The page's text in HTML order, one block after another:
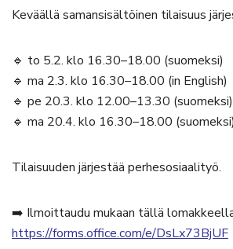
Keväällä samansisältöinen tilaisuus
🔹 to 5.2. klo 16.30–18.00 (suomeksi)
🔹 ma 2.3. klo 16.30–18.00 (in English)
🔹 pe 20.3. klo 12.00–13.30 (suomeksi)
🔹 ma 20.4. klo 16.30–18.00 (suomeksi)
Tilaisuuden järjestää perhesosiaalityö.
➡️ Ilmoittaudu mukaan tällä
https://forms.office.com/e/DsLx73BjUF